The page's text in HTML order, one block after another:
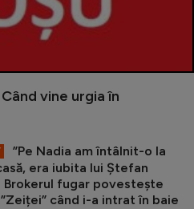
vine urgia în
”Pe Nadia am întâlnit-o la
era iubita lui Ștefan
Brokerul fugar povestește
când i-a intrat în baie